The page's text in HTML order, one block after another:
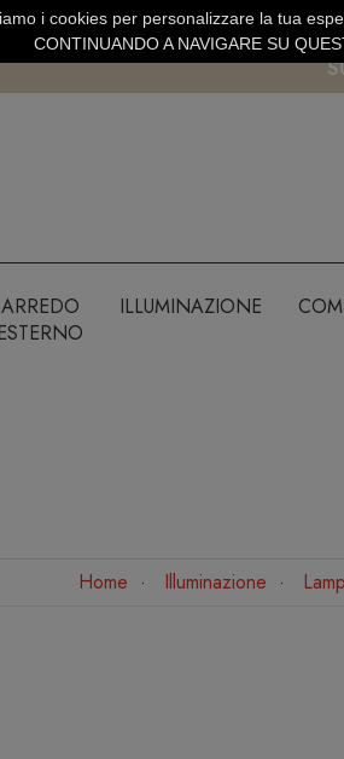
GRATUITA SOPRA 99 EURO
ARREDO
ILLUMINAZIONE
Home Illuminazione
i cookies per personalizzare la tua
CONTINUANDO A NAVIGARE SU